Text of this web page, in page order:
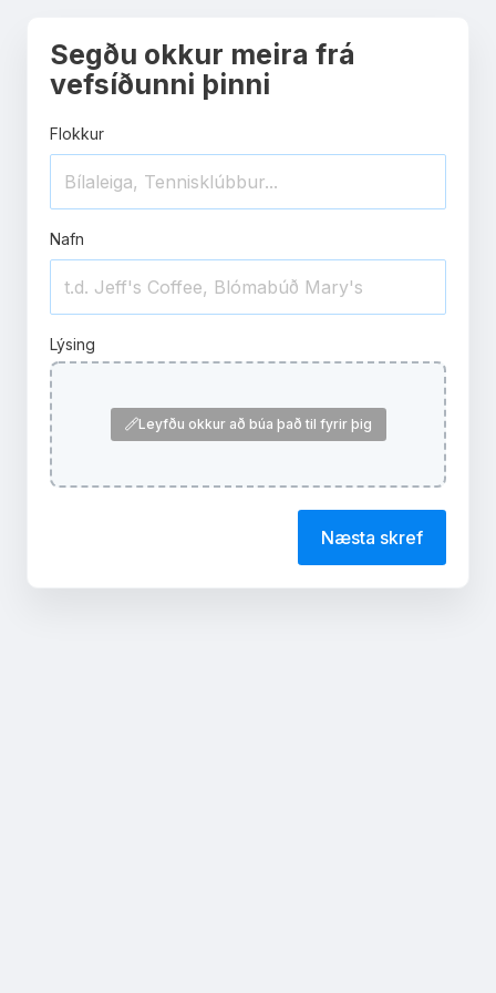
Segðu okkur meira frá
vefsíðunni þinni
Flokkur
Nafn
Lýsing
Leyfðu okkur að búa það til fyrir þig
Næsta skref